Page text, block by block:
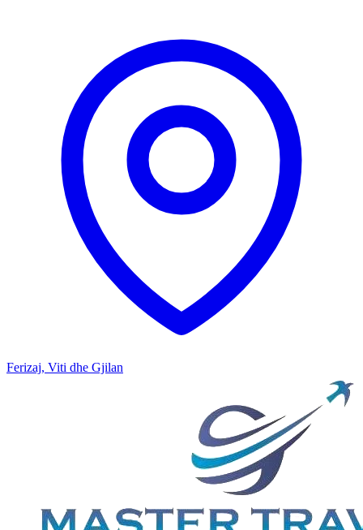
Ferizaj, Viti dhe Gjilan